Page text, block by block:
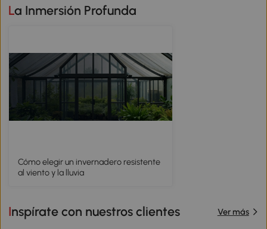
La Inmersión Profunda
Cómo elegir un invernadero resistente
al viento y la lluvia
Inspírate con nuestros clientes Ver más